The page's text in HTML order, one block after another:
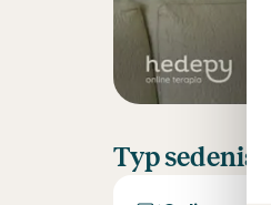
Typ sedenia